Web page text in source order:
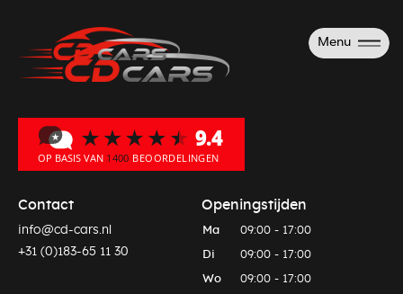
Menu
Contact
info@cd-cars.nl
+31 (0)183-65 11 30
Openingstijden
Ma 09:00 - 17:00
Di 09:00 - 17:00
Wo 09:00 - 17:00